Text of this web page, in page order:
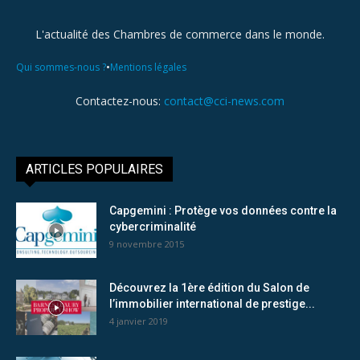
L'actualité des Chambres de commerce dans le monde.
Qui sommes-nous ?•Mentions légales
Contactez-nous: contact@cci-news.com
ARTICLES POPULAIRES
Capgemini : Protège vos données contre la
cybercriminalité
9 novembre 2015
Découvrez la 1ère édition du Salon de
l’immobilier international de prestige...
4 janvier 2019